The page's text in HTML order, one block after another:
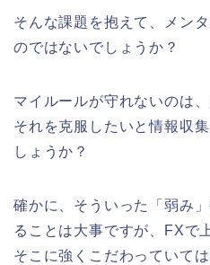
そんな課題を抱えて、メン
のではないでしょうか？
マイルールが守れないのは
それを克服したいと情報収
しょうか？
確かに、そういった「弱み
ることは大事ですが、FXで
そこに強くこだわっていて